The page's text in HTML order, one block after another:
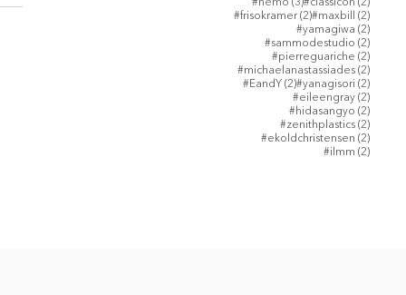
#frisokramer (2)2 posts
#maxbill (2)2 posts
#yamagiwa (2)2 posts
#sammodestudio (2)2 posts
#pierreguariche (2)2 posts
#michaelanastassiades (2)2 posts
#EandY (2)2 posts
#yanagisori (2)2 posts
#eileengray (2)2 posts
#hidasangyo (2)2 posts
#zenithplastics (2)2 posts
#ekoldchristensen (2)2 posts
#ilmm (2)2 posts